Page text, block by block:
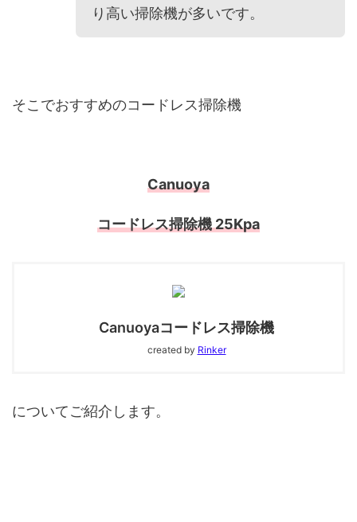
り高い掃除機が多いです。
そこでおすすめのコードレス掃除機
Canuoya
コードレス掃除機 25Kpa
Canuoyaコードレス掃除機
created by Rinker
についてご紹介します。